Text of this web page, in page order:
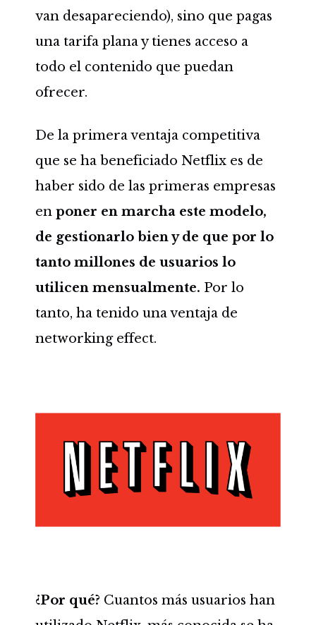
van desapareciendo), sino que pagas
una tarifa plana y tienes acceso a
todo el contenido que puedan
ofrecer.
De la primera ventaja competitiva
que se ha beneficiado Netflix es de
haber sido de las primeras empresas
en poner en marcha este modelo,
de gestionarlo bien y de que por lo
tanto millones de usuarios lo
utilicen mensualmente. Por lo
tanto, ha tenido una ventaja de
networking effect.
¿Por qué? Cuantos más usuarios han